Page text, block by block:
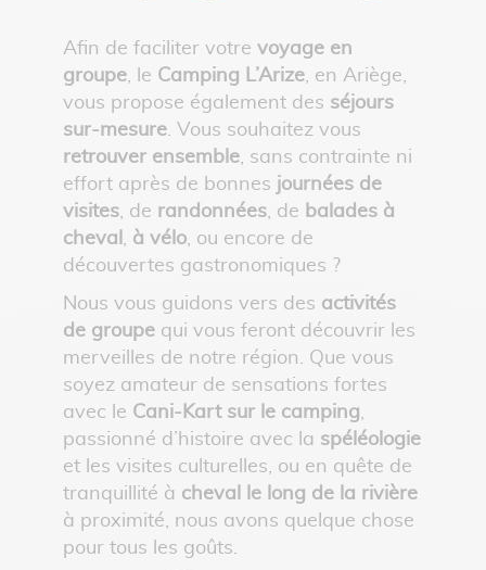
Afin de faciliter votrevoyage en
groupe, le Camping L’Arize, en Ariège,
vous propose également des séjours
sur-mesure. Vous souhaitez vous
retrouver ensemble, sans contrainte ni
effort après de bonnes journées de
visites, de randonnées, de balades à
cheval, à vélo, ou encore de
découvertes gastronomiques ?
Nous vous guidons vers des activités
de groupe qui vous feront découvrir les
merveilles de notre région. Que vous
soyez amateur de sensations fortes
avec le Cani-Kart sur le camping,
passionné d’histoire avec la spéléologie
et les visites culturelles, ou en quête de
tranquillité à cheval le long de la rivière
à proximité, nous avons quelque chose
pour tous les goûts.